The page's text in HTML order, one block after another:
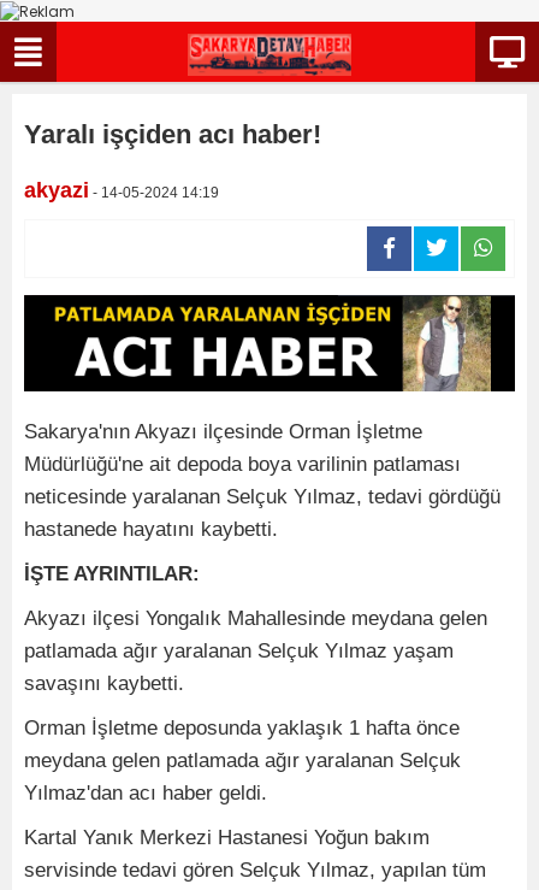
Yaralı işçiden acı haber!
akyazi - 14-05-2024 14:19
Sakarya'nın Akyazı ilçesinde Orman İşletme
Müdürlüğü'ne ait depoda boya varilinin patlaması
neticesinde yaralanan Selçuk Yılmaz, tedavi gördüğü
hastanede hayatını kaybetti.
İŞTE AYRINTILAR:
Akyazı ilçesi Yongalık Mahallesinde meydana gelen
patlamada ağır yaralanan Selçuk Yılmaz yaşam
savaşını kaybetti.
Orman İşletme deposunda yaklaşık 1 hafta önce
meydana gelen patlamada ağır yaralanan Selçuk
Yılmaz'dan acı haber geldi.
Kartal Yanık Merkezi Hastanesi Yoğun bakım
servisinde tedavi gören Selçuk Yılmaz, yapılan tüm